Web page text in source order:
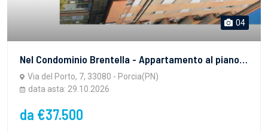
04
Nel Condominio Brentella - Appartamento al piano quarto che comprende un vano cucina con cucinino, un ingresso, un vano pranzo/soggiorno, due camere, un bagno, un disimpegno notte e un terrazzo contiguo al cucinino. Il lotto comprende un box auto al piano terra in corpo staccato eretto sul mappale 609 contraddistinto con il numero 14. L'immobile è libero da persone, occupato da alcuni beni mobili.
Via del Porto, 7, 33080 - Porcia(PN)
data asta: 29.10.2026
da €37.500